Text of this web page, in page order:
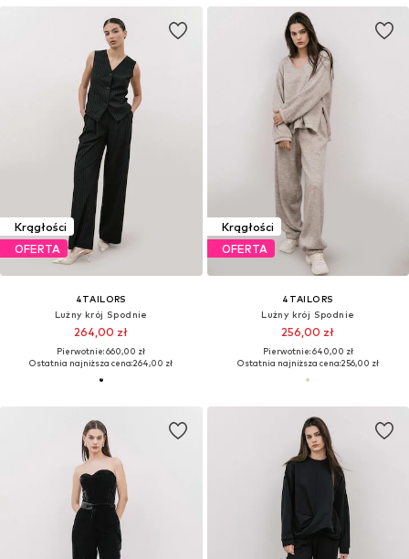
Krągłości
OFERTA
4TAILORS
Lużny krój Spodnie
264,00 zł
Pierwotnie: 660,00 zł
Ostatnia najniższa cena:264,00 zł
Krągłości
OFERTA
4TAILORS
Lużny krój Spodnie
256,00 zł
Pierwotnie: 640,00 zł
Ostatnia najniższa cena:256,00 zł